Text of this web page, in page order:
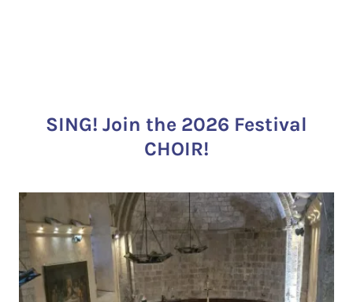
SING! Join the 2026 Festival
CHOIR!